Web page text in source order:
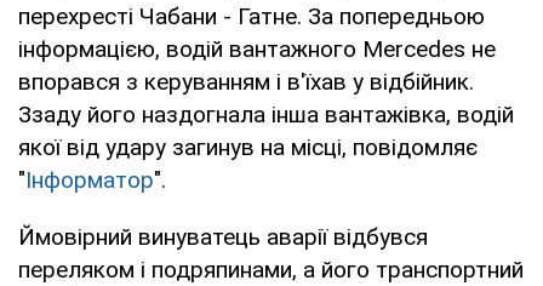
перехресті Чабани - Гатне. За попередньою
інформацією, водій вантажного Mercedes не
впорався з керуванням і в'їхав у відбійник.
Ззаду його наздогнала інша вантажівка, водій
якої від удару загинув на місці, повідомляє
"Інформатор".
Ймовірний винуватець аварії відбувся
переляком і подряпинами, а його транспортний